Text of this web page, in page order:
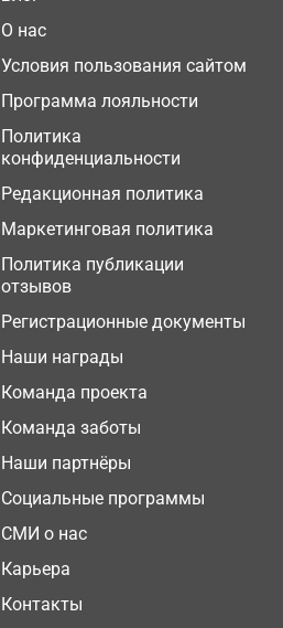
О нас
Условия пользования сайтом
Программа лояльности
Политика
конфиденциальности
Редакционная политика
Маркетинговая политика
Политика публикации
отзывов
Регистрационные документы
Наши награды
Команда проекта
Команда заботы
Наши партнёры
Социальные программы
СМИ о нас
Карьера
Контакты